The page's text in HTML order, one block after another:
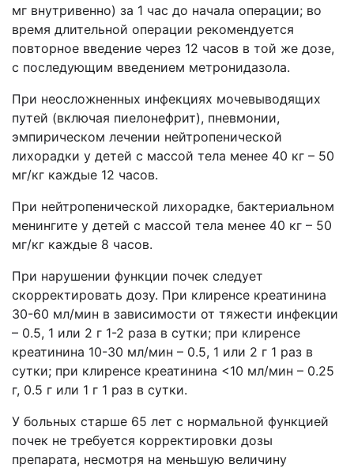
мг внутривенно) за 1 час до начала операции; во
время длительной операции рекомендуется
повторное введение через 12 часов в той же дозе,
с последующим введением метронидазола.
При неосложненных инфекциях мочевыводящих
путей (включая пиелонефрит), пневмонии,
эмпирическом лечении нейтропенической
лихорадки у детей с массой тела менее 40 кг – 50
мг/кг каждые 12 часов.
При нейтропенической лихорадке, бактериальном
менингите у детей с массой тела менее 40 кг – 50
мг/кг каждые 8 часов.
При нарушении функции почек следует
скорректировать дозу. При клиренсе креатинина
30-60 мл/мин в зависимости от тяжести инфекции
– 0.5, 1 или 2 г 1-2 раза в сутки; при клиренсе
креатинина 10-30 мл/мин – 0.5, 1 или 2 г 1 раз в
сутки; при клиренсе креатинина <10 мл/мин – 0.25
г, 0.5 г или 1 г 1 раз в сутки.
У больных старше 65 лет с нормальной функцией
почек не требуется корректировки дозы
препарата, несмотря на меньшую величину